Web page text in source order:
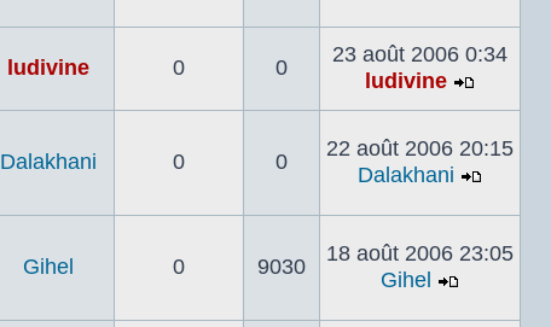
le
dernier
ludivine 0 0
23 août 2006 0:34
ludivine
dernier
Dalakhani 0 0
22 août 2006 20:15
Dalakhani
le
dernier
Gihel 0 9030
18 août 2006 23:05
Gihel